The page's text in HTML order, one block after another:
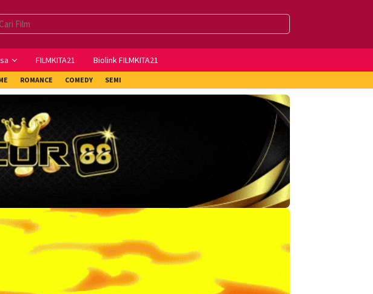
FILMKITA21 Biolink FILMKITA21
ROMANCE COMEDY SEMI